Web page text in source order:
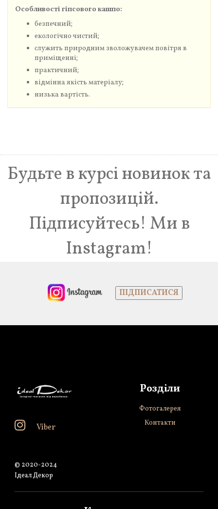
Особливості гіпсового кашпо:
безпечний;
екологічно чистий;
служить природним зволожувачем повітря в
приміщенні;
практичний;
відмінна якість матеріалу;
низька вартість.
Будьте в курсі новинок та
пропозицій.
Підписуйтесь! Ми в
Instagram!
Viber
© 2020-2024
Ідеал Декор
Розділи
Фотогалерея
Контакти